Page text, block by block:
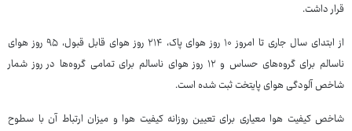
قرار داشت.
از ابتدای سال جاری تا امروز ۱۰ روز هوای پاک، ۲۱۴ روز هوای قابل قبول، ۹۵ روز هوای
ناسالم برای گروه‌های حساس و ۱۲ روز هوای ناسالم برای تمامی گروه‌ها در روز شمار
شاخص آلودگی هوای پایتخت ثبت شده است.
شاخص کیفیت هوا معیاری برای تعیین روزانه کیفیت هوا و میزان ارتباط آن با سطوح